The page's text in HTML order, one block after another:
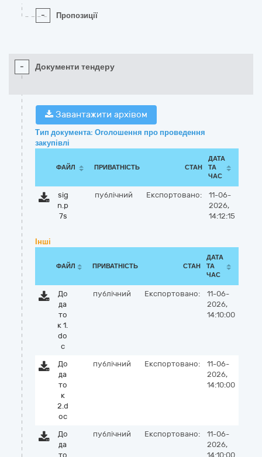
- Пропозиції
- Документи тендеру
Завантажити архівом
Тип документа: Оголошення про проведення
закупівлі
ФАЙЛ ПРИВАТНІСТЬ СТАН
ДАТА
ТА
ЧАС
sig
n.p
7s
публічний Експортовано:
11-06-
2026,
14:12:15
Інші
ФАЙЛ ПРИВАТНІСТЬ СТАН
ДАТА
ТА
ЧАС
До
да
то
к 1.
do
c
публічний Експортовано:
11-06-
2026,
14:10:00
До
да
то
к
2.d
oc
публічний Експортовано:
11-06-
2026,
14:10:00
До
да
то
публічний Експортовано:
11-06-
2026,
14:10:00